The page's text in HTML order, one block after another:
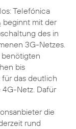
Telefónica
beginnt mit der
des in
3G-Netzes.
benötigten
bis
für das deutlich
Netz. Dafür
die
rund